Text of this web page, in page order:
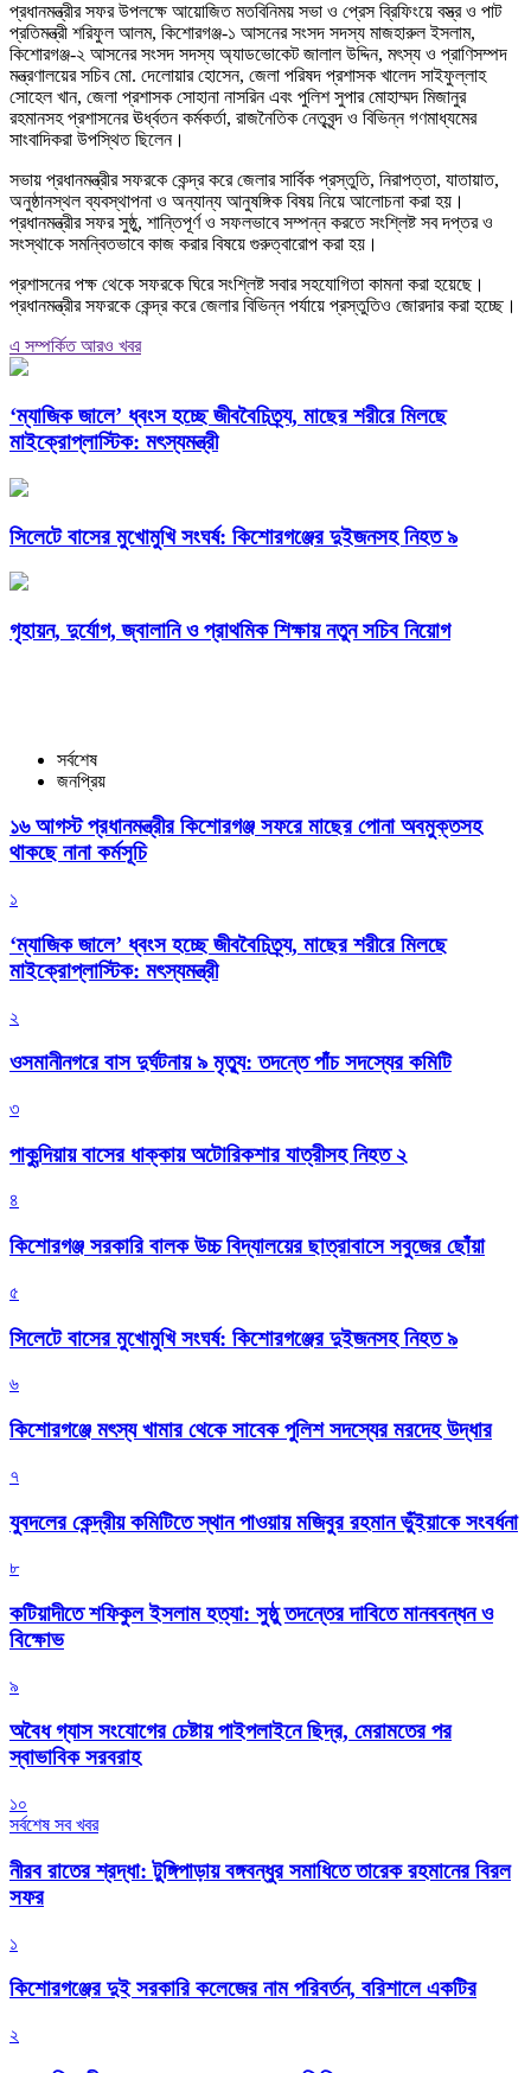
প্রধানমন্ত্রীর সফর উপলক্ষে আয়োজিত মতবিনিময় সভা ও প্রেস ব্রিফিংয়ে বস্ত্র ও পাট
প্রতিমন্ত্রী শরিফুল আলম, কিশোরগঞ্জ-১ আসনের সংসদ সদস্য মাজহারুল ইসলাম,
কিশোরগঞ্জ-২ আসনের সংসদ সদস্য অ্যাডভোকেট জালাল উদ্দিন, মৎস্য ও প্রাণিসম্পদ
মন্ত্রণালয়ের সচিব মো. দেলোয়ার হোসেন, জেলা পরিষদ প্রশাসক খালেদ সাইফুল্লাহ
সোহেল খান, জেলা প্রশাসক সোহানা নাসরিন এবং পুলিশ সুপার মোহাম্মদ মিজানুর
রহমানসহ প্রশাসনের ঊর্ধ্বতন কর্মকর্তা, রাজনৈতিক নেতৃবৃন্দ ও বিভিন্ন গণমাধ্যমের
সাংবাদিকরা উপস্থিত ছিলেন।
সভায় প্রধানমন্ত্রীর সফরকে কেন্দ্র করে জেলার সার্বিক প্রস্তুতি, নিরাপত্তা, যাতায়াত,
অনুষ্ঠানস্থল ব্যবস্থাপনা ও অন্যান্য আনুষঙ্গিক বিষয় নিয়ে আলোচনা করা হয়।
প্রধানমন্ত্রীর সফর সুষ্ঠু, শান্তিপূর্ণ ও সফলভাবে সম্পন্ন করতে সংশ্লিষ্ট সব দপ্তর ও
সংস্থাকে সমন্বিতভাবে কাজ করার বিষয়ে গুরুত্বারোপ করা হয়।
প্রশাসনের পক্ষ থেকে সফরকে ঘিরে সংশ্লিষ্ট সবার সহযোগিতা কামনা করা হয়েছে।
প্রধানমন্ত্রীর সফরকে কেন্দ্র করে জেলার বিভিন্ন পর্যায়ে প্রস্তুতিও জোরদার করা হচ্ছে।
এ সম্পর্কিত আরও খবর
‘ম্যাজিক জালে’ ধ্বংস হচ্ছে জীববৈচিত্র্য, মাছের শরীরে মিলছে
মাইক্রোপ্লাস্টিক: মৎস্যমন্ত্রী
সিলেটে বাসের মুখোমুখি সংঘর্ষ: কিশোরগঞ্জের দুইজনসহ নিহত ৯
গৃহায়ন, দুর্যোগ, জ্বালানি ও প্রাথমিক শিক্ষায় নতুন সচিব নিয়োগ
সর্বশেষ
জনপ্রিয়
১৬ আগস্ট প্রধানমন্ত্রীর কিশোরগঞ্জ সফরে মাছের পোনা অবমুক্তসহ
থাকছে নানা কর্মসূচি
১
‘ম্যাজিক জালে’ ধ্বংস হচ্ছে জীববৈচিত্র্য, মাছের শরীরে মিলছে
মাইক্রোপ্লাস্টিক: মৎস্যমন্ত্রী
২
ওসমানীনগরে বাস দুর্ঘটনায় ৯ মৃত্যু: তদন্তে পাঁচ সদস্যের কমিটি
৩
পাকুন্দিয়ায় বাসের ধাক্কায় অটোরিকশার যাত্রীসহ নিহত ২
৪
কিশোরগঞ্জ সরকারি বালক উচ্চ বিদ্যালয়ের ছাত্রাবাসে সবুজের ছোঁয়া
৫
সিলেটে বাসের মুখোমুখি সংঘর্ষ: কিশোরগঞ্জের দুইজনসহ নিহত ৯
৬
কিশোরগঞ্জে মৎস্য খামার থেকে সাবেক পুলিশ সদস্যের মরদেহ উদ্ধার
৭
যুবদলের কেন্দ্রীয় কমিটিতে স্থান পাওয়ায় মজিবুর রহমান ভুঁইয়াকে সংবর্ধনা
৮
কটিয়াদীতে শফিকুল ইসলাম হত্যা: সুষ্ঠু তদন্তের দাবিতে মানববন্ধন ও
বিক্ষোভ
৯
অবৈধ গ্যাস সংযোগের চেষ্টায় পাইপলাইনে ছিদ্র, মেরামতের পর
স্বাভাবিক সরবরাহ
১০
সর্বশেষ সব খবর
নীরব রাতের শ্রদ্ধা: টুঙ্গিপাড়ায় বঙ্গবন্ধুর সমাধিতে তারেক রহমানের বিরল
সফর
১
কিশোরগঞ্জের দুই সরকারি কলেজের নাম পরিবর্তন, বরিশালে একটির
২